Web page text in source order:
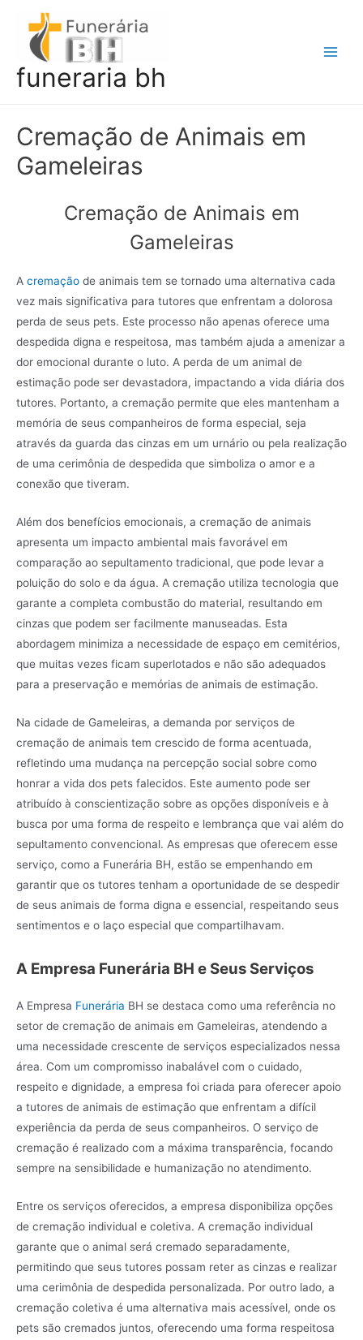
conteúdo
funeraria bh
Cremação de Animais em
Gameleiras
Cremação de Animais em
Gameleiras
A cremação de animais tem se tornado uma alternativa cada
vez mais significativa para tutores que enfrentam a dolorosa
perda de seus pets. Este processo não apenas oferece uma
despedida digna e respeitosa, mas também ajuda a amenizar a
dor emocional durante o luto. A perda de um animal de
estimação pode ser devastadora, impactando a vida diária dos
tutores. Portanto, a cremação permite que eles mantenham a
memória de seus companheiros de forma especial, seja
através da guarda das cinzas em um urnário ou pela realização
de uma cerimônia de despedida que simboliza o amor e a
conexão que tiveram.
Além dos benefícios emocionais, a cremação de animais
apresenta um impacto ambiental mais favorável em
comparação ao sepultamento tradicional, que pode levar a
poluição do solo e da água. A cremação utiliza tecnologia que
garante a completa combustão do material, resultando em
cinzas que podem ser facilmente manuseadas. Esta
abordagem minimiza a necessidade de espaço em cemitérios,
que muitas vezes ficam superlotados e não são adequados
para a preservação e memórias de animais de estimação.
Na cidade de Gameleiras, a demanda por serviços de
cremação de animais tem crescido de forma acentuada,
refletindo uma mudança na percepção social sobre como
honrar a vida dos pets falecidos. Este aumento pode ser
atribuído à conscientização sobre as opções disponíveis e à
busca por uma forma de respeito e lembrança que vai além do
sepultamento convencional. As empresas que oferecem esse
serviço, como a Funerária BH, estão se empenhando em
garantir que os tutores tenham a oportunidade de se despedir
de seus animais de forma digna e essencial, respeitando seus
sentimentos e o laço especial que compartilhavam.
A Empresa Funerária BH e Seus Serviços
A Empresa Funerária BH se destaca como uma referência no
setor de cremação de animais em Gameleiras, atendendo a
uma necessidade crescente de serviços especializados nessa
área. Com um compromisso inabalável com o cuidado,
respeito e dignidade, a empresa foi criada para oferecer apoio
a tutores de animais de estimação que enfrentam a difícil
experiência da perda de seus companheiros. O serviço de
cremação é realizado com a máxima transparência, focando
sempre na sensibilidade e humanização no atendimento.
Entre os serviços oferecidos, a empresa disponibiliza opções
de cremação individual e coletiva. A cremação individual
garante que o animal será cremado separadamente,
permitindo que seus tutores possam reter as cinzas e realizar
uma cerimônia de despedida personalizada. Por outro lado, a
cremação coletiva é uma alternativa mais acessível, onde os
pets são cremados juntos, oferecendo uma forma respeitosa